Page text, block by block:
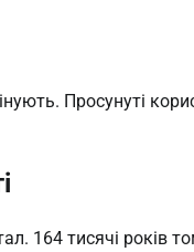
Просунуті
164 тисячі років